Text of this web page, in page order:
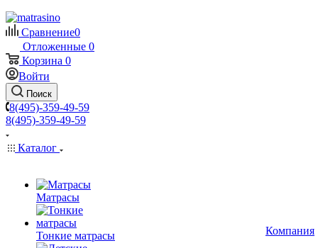
Сравнение0
Отложенные 0
Корзина 0
Войти
Поиск
8(495)-359-49-59
8(495)-359-49-59
Каталог
Матрасы
Тонкие матрасы
Компания